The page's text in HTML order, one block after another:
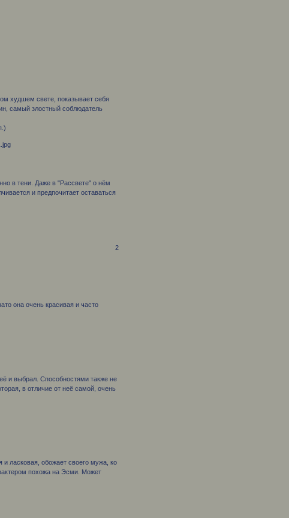
худшем свете, показывает себя
самый злостный соблюдатель
в тени. Даже в "Рассвете" о нём
и предпочитает оставаться
2
она очень красивая и часто
и выбрал. Способностями также не
в отличие от неё самой, очень
ласковая, обожает своего мужа, ко
похожа на Эсми. Может